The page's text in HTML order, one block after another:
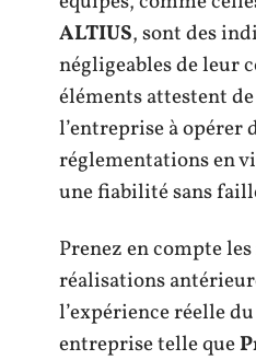
ALTIUS, sont des
négligeables de leur
éléments attestent
l’entreprise à opérer
réglementations en
une fiabilité sans
Prenez en compte les
réalisations
l’expérience réelle
entreprise telle que